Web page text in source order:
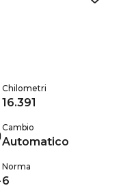
Chilometri
16.391
Cambio
Automatico
Norma
6